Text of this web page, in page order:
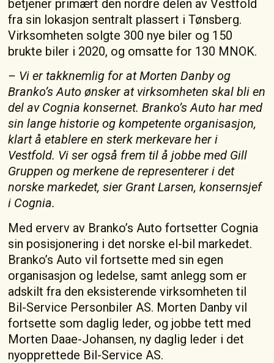
betjener primært den nordre delen av Vestfold
fra sin lokasjon sentralt plassert i Tønsberg.
Virksomheten solgte 300 nye biler og 150
brukte biler i 2020, og omsatte for 130 MNOK.
– Vi er takknemlig for at Morten Danby og
Branko’s Auto ønsker at virksomheten skal bli en
del av Cognia konsernet. Branko’s Auto har med
sin lange historie og kompetente organisasjon,
klart å etablere en sterk merkevare her i
Vestfold. Vi ser også frem til å jobbe med Gill
Gruppen og merkene de representerer i det
norske markedet, sier Grant Larsen, konsernsjef
i Cognia.
Med erverv av Branko’s Auto fortsetter Cognia
sin posisjonering i det norske el-bil markedet.
Branko’s Auto vil fortsette med sin egen
organisasjon og ledelse, samt anlegg som er
adskilt fra den eksisterende virksomheten til
Bil-Service Personbiler AS. Morten Danby vil
fortsette som daglig leder, og jobbe tett med
Morten Daae-Johansen, ny daglig leder i det
nyopprettede Bil-Service AS.